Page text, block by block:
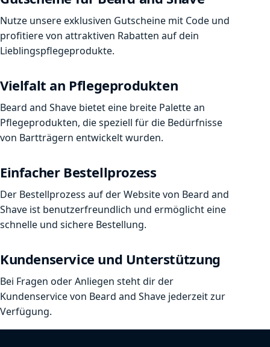
Nutze unsere exklusiven Gutscheine mit Code und
profitiere von attraktiven Rabatten auf dein
Lieblingspflegeprodukte.
Vielfalt an Pflegeprodukten
Beard and Shave bietet eine breite Palette an
Pflegeprodukten, die speziell für die Bedürfnisse
von Bartträgern entwickelt wurden.
Einfacher Bestellprozess
Der Bestellprozess auf der Website von Beard and
Shave ist benutzerfreundlich und ermöglicht eine
schnelle und sichere Bestellung.
Kundenservice und Unterstützung
Bei Fragen oder Anliegen steht dir der
Kundenservice von Beard and Shave jederzeit zur
Verfügung.